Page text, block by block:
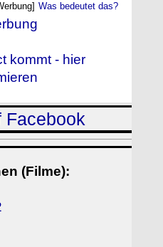
Was bedeutet das?
kommt - hier
Facebook
(Filme):